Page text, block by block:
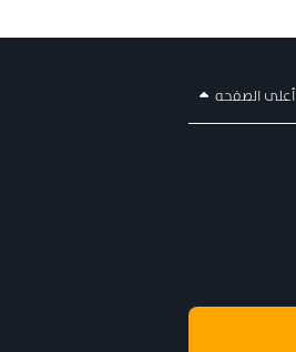
أعلى الصفحه